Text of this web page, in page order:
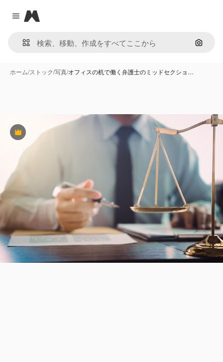
Close menu
Magnific
画像で
ホーム/ストック/写真/オフィスの机で働く弁護士のミッドセクショ…
Premium